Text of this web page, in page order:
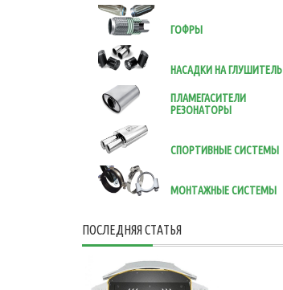
ГОФРЫ
НАСАДКИ НА ГЛУШИТЕЛЬ
ПЛАМЕГАСИТЕЛИ
РЕЗОНАТОРЫ
СПОРТИВНЫЕ СИСТЕМЫ
МОНТАЖНЫЕ СИСТЕМЫ
ПОСЛЕДНЯЯ СТАТЬЯ